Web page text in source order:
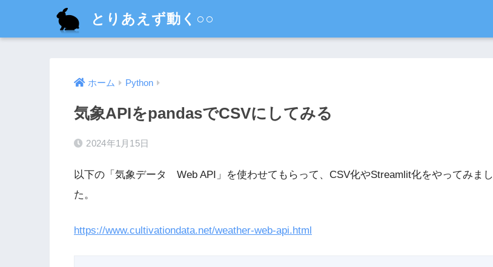
とりあえず動く○○
ホーム Python
気象APIをpandasでCSVにしてみる
2024年1月15日
以下の「気象データ Web API」を使わせてもらって、CSV化やStreamlit化をやってみまし
た。
https://www.cultivationdata.net/weather-web-api.html